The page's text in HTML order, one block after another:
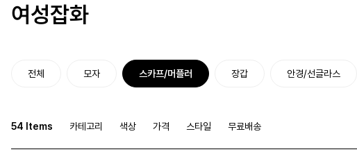
여성잡화
전체 모자 스카프/머플러 장갑 안경/선글라스
54 Items 카테고리 색상 가격 스타일 무료배송